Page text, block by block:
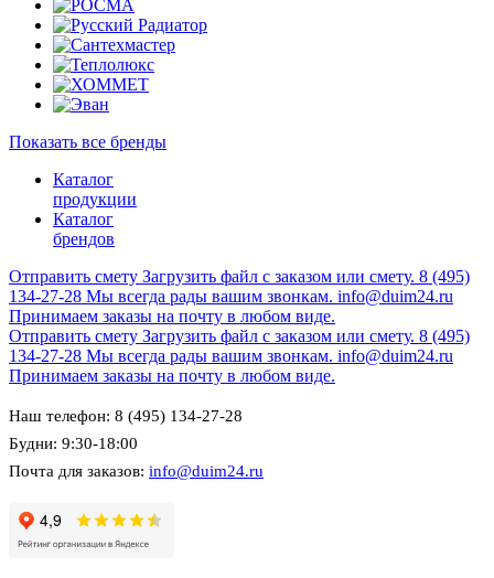
Показать все бренды
Каталог
продукции
Каталог
брендов
Отправить смету Загрузить файл с заказом или смету. 8 (495)
134-27-28 Мы всегда рады вашим звонкам. info@duim24.ru
Принимаем заказы на почту в любом виде.
Отправить смету Загрузить файл с заказом или смету. 8 (495)
134-27-28 Мы всегда рады вашим звонкам. info@duim24.ru
Принимаем заказы на почту в любом виде.
Наш телефон: 8 (495) 134-27-28
Будни: 9:30-18:00
Почта для заказов: info@duim24.ru